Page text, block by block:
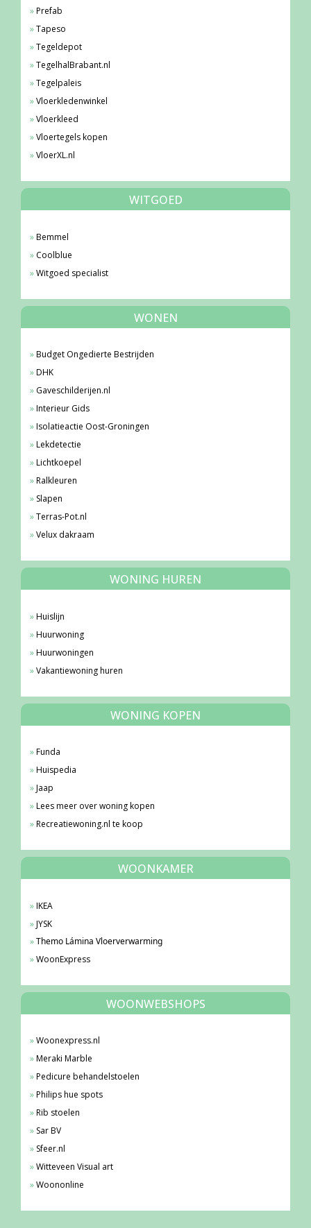
Prefab
Tapeso
Tegeldepot
TegelhalBrabant.nl
Tegelpaleis
Vloerkledenwinkel
Vloerkleed
Vloertegels kopen
VloerXL.nl
WITGOED
Bemmel
Coolblue
Witgoed specialist
WONEN
Budget Ongedierte Bestrijden
DHK
Gaveschilderijen.nl
Interieur Gids
Isolatieactie Oost-Groningen
Lekdetectie
Lichtkoepel
Ralkleuren
Slapen
Terras-Pot.nl
Velux dakraam
WONING HUREN
Huislijn
Huurwoning
Huurwoningen
Vakantiewoning huren
WONING KOPEN
Funda
Huispedia
Jaap
Lees meer over woning kopen
Recreatiewoning.nl te koop
WOONKAMER
IKEA
JYSK
Themo Lámina Vloerverwarming
WoonExpress
WOONWEBSHOPS
Woonexpress.nl
Meraki Marble
Pedicure behandelstoelen
Philips hue spots
Rib stoelen
Sar BV
Sfeer.nl
Witteveen Visual art
Woononline